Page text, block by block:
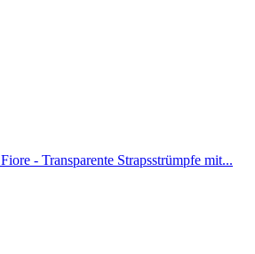
Fiore - Transparente Strapsstrümpfe mit...